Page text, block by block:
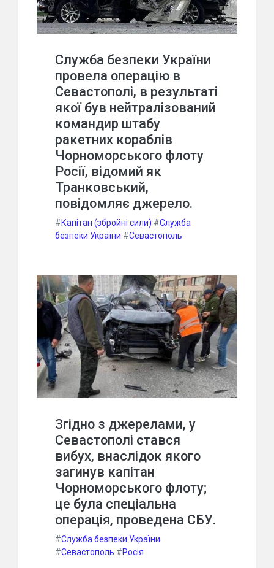
Служба безпеки України
провела операцію в
Севастополі, в результаті
якої був нейтралізований
командир штабу
ракетних кораблів
Чорноморського флоту
Росії, відомий як
Транковський,
повідомляє джерело.
#Капітан (збройні сили) #Служба
безпеки України #Севастополь
Згідно з джерелами, у
Севастополі стався
вибух, внаслідок якого
загинув капітан
Чорноморського флоту;
це була спеціальна
операція, проведена СБУ.
#Служба безпеки України
#Севастополь #Росія